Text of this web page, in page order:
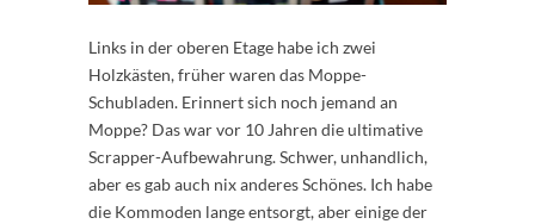
Links in der oberen Etage habe ich zwei
Holzkästen, früher waren das Moppe-
Schubladen. Erinnert sich noch jemand an
Moppe? Das war vor 10 Jahren die ultimative
Scrapper-Aufbewahrung. Schwer, unhandlich,
aber es gab auch nix anderes Schönes. Ich habe
die Kommoden lange entsorgt, aber einige der